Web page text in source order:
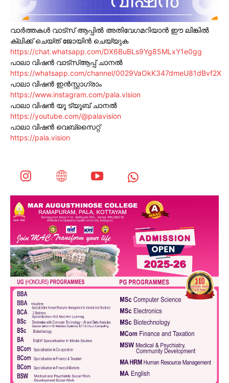
വാർത്തകൾ വാട്സ് ആപ്പിൽ അതിവേഗമറിയാൻ ഈ ലിങ്കിൽ
ക്ലിക്ക് ചെയ്ത് ജോയിൻ ചെയ്യുക
https://chat.whatsapp.com/DX6BuBLs9Yg85MLxY1e0gg
പാലാ വിഷൻ വാട്സ്ആപ്പ് ചാനൽ
https://whatsapp.com/channel/0029VaOkK347dmeU81dBvf2X
പാലാ വിഷൻ ഇൻസ്റ്റാഗ്രാം
https://www.instagram.com/pala.vision
പാലാ വിഷൻ യൂ ട്യൂബ് ചാനൽ
https://youtube.com/@palavision
പാലാ വിഷൻ വെബ്സൈറ്റ്
https://pala.vision